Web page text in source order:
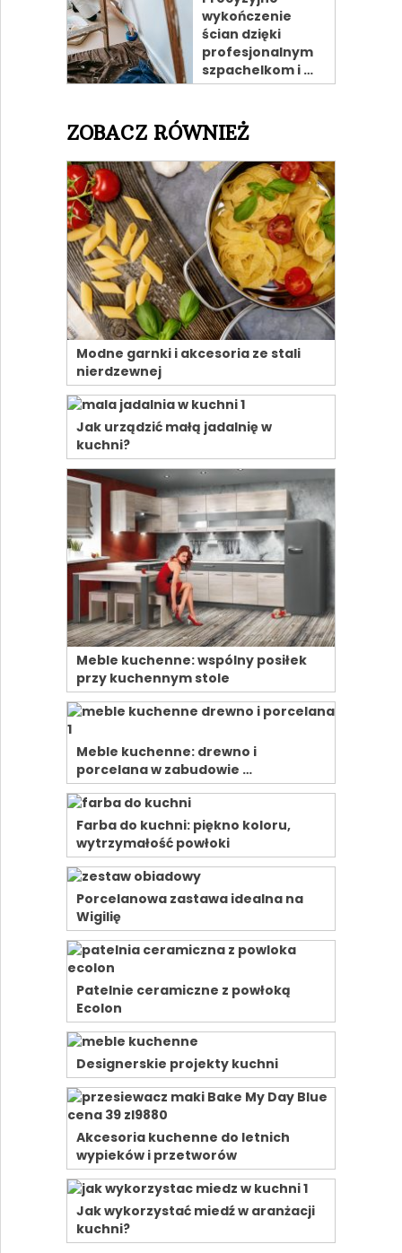
wykończenie
ścian dzięki
profesjonalnym
szpachelkom i …
ZOBACZ RÓWNIEŻ
Modne garnki i akcesoria ze stali
nierdzewnej
Jak urządzić małą jadalnię w
kuchni?
Meble kuchenne: wspólny posiłek
przy kuchennym stole
Meble kuchenne: drewno i
porcelana w zabudowie …
Farba do kuchni: piękno koloru,
wytrzymałość powłoki
Porcelanowa zastawa idealna na
Wigilię
Patelnie ceramiczne z powłoką
Ecolon
Designerskie projekty kuchni
Akcesoria kuchenne do letnich
wypieków i przetworów
Jak wykorzystać miedź w aranżacji
kuchni?